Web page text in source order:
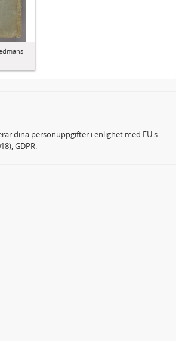
dina personuppgifter i enlighet med EU:s
GDPR.